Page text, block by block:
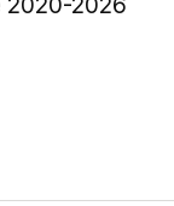
2020-2026